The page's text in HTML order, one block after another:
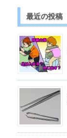
最近の投稿